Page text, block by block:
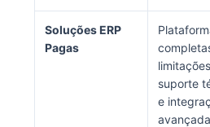
Soluções ERP
Pagas
suporte
e